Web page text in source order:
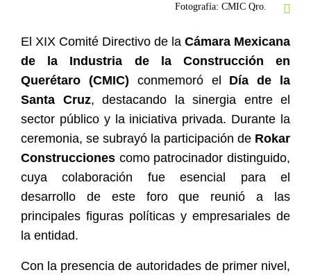
Fotografía: CMIC Qro.
El XIX Comité Directivo de la Cámara Mexicana
de la Industria de la Construcción en
Querétaro (CMIC) conmemoró el Día de la
Santa Cruz, destacando la sinergia entre el
sector público y la iniciativa privada. Durante la
ceremonia, se subrayó la participación de Rokar
Construcciones como patrocinador distinguido,
cuya colaboración fue esencial para el
desarrollo de este foro que reunió a las
principales figuras políticas y empresariales de
la entidad.
Con la presencia de autoridades de primer nivel,